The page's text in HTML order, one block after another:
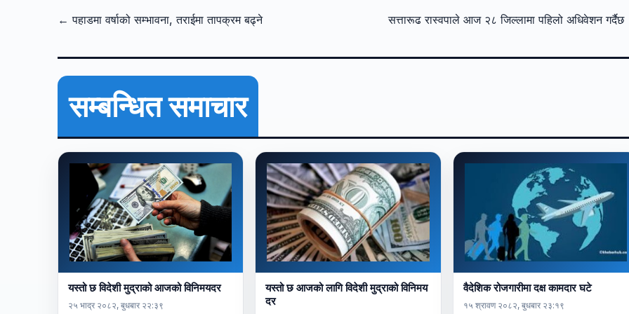
← पहाडमा वर्षाको सम्भावना, तराईमा तापक्रम बढ्ने सत्तारूढ रास्वपाले आज २८ जिल्लामा पहिलो अधिवेशन
सम्बन्धित समाचार
यस्तो छ विदेशी मुद्राको आजको विनिमयदर
२५ भाद्र २०८२, बुधबार २२:३९
यस्तो छ आजको लागि विदेशी मुद्राको विनिमय
दर
वैदेशिक रोजगारीमा दक्ष कामदार घटे
१५ श्रावण २०८२, बुधबार २३:१९